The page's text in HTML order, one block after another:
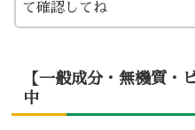
て確認してね
【一般成分・無機質・
中